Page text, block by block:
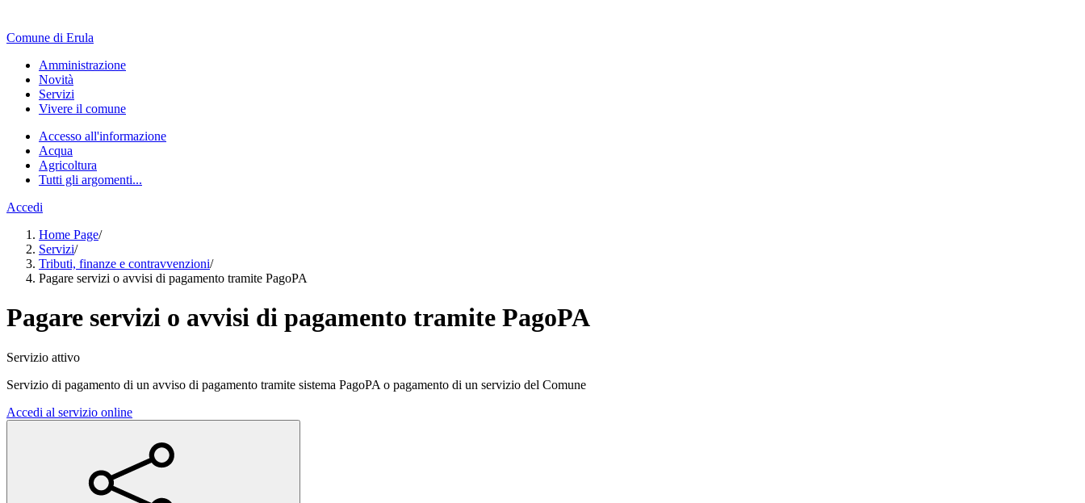
Comune di Erula
Amministrazione
Novità
Servizi
Vivere il comune
Accesso all'informazione
Acqua
Agricoltura
Tutti gli argomenti...
Accedi
Home Page/
Servizi/
Tributi, finanze e contravvenzioni/
Pagare servizi o avvisi di pagamento tramite PagoPA
Pagare servizi o avvisi di pagamento tramite PagoPA
Servizio attivo
Servizio di pagamento di un avviso di pagamento tramite sistema PagoPA o pagamento di un servizio del Comune
Accedi al servizio online